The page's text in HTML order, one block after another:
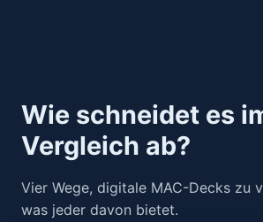
Wie schneidet es
Vergleich ab?
Vier Wege, digitale MAC-Decks zu
was jeder davon bietet.